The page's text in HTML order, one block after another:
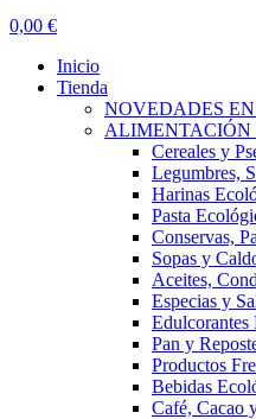
0,00 €
Inicio
Tienda
NOVEDADES
ALIMENTACIÓN
Cereales y
Legumbres,
Harinas
Pasta
Conservas,
Sopas y
Aceites,
Especias y
Edulcorantes
Pan y
Productos
Bebidas
Café, Cacao